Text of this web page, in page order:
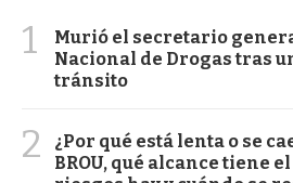
1
Murió el secretario
Nacional de Drogas tras
tránsito
2
¿Por qué está lenta o se
BROU, qué alcance tiene